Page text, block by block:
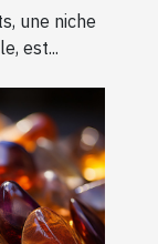
une niche
est...